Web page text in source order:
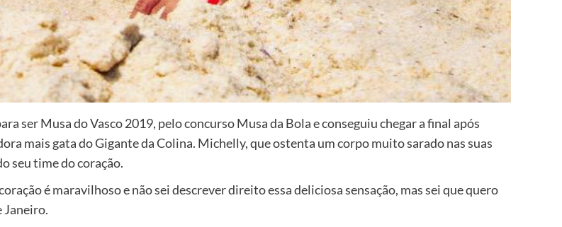
ser Musa do Vasco 2019, pelo concurso Musa da Bola e conseguiu chegar a final após
mais gata do Gigante da Colina. Michelly, que ostenta um corpo muito sarado nas suas
seu time do coração.
é maravilhoso e não sei descrever direito essa deliciosa sensação, mas sei que quero
Janeiro.